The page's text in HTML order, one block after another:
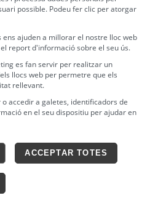
Avís legal
Condicions generals
possible. Podeu fer clic per atorgar
ens ajuden a millorar el nostre lloc web
report d'informació sobre el seu ús.
es fan servir per realitzar un
llocs web per permetre que els
rellevant.
accedir a galetes, identificadors de
en el seu dispositiu per ajudar en
ACCEPTAR TOTES